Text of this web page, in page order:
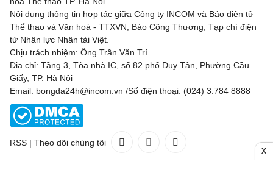
Nội dung thông tin hợp tác giữa Công ty INCOM và Báo điện tử
Thể thao và Văn hoá - TTXVN, Báo Công Thương, Tạp chí điện
tử Nhân lực Nhân tài Việt.
Chịu trách nhiệm: Ông Trần Văn Trí
Địa chỉ: Tầng 3, Tòa nhà IC, số 82 phố Duy Tân, Phường Cầu
Giấy, TP. Hà Nội
Email: bongda24h@incom.vn /Số điện thoại: (024) 3.784 8888
RSS | Theo dõi chúng tôi
X